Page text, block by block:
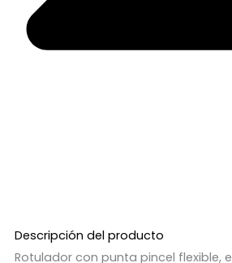
Descripción del producto
Rotulador con punta pincel flexible,